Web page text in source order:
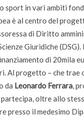
sport in vari ambiti
è al centro del
di Diritto
Giuridiche
di 20mila
Al progetto – che trae
da Leonardo Ferrara,
oltre allo
presso il medesimo